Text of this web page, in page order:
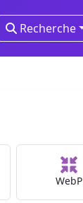
Recherche
WebP